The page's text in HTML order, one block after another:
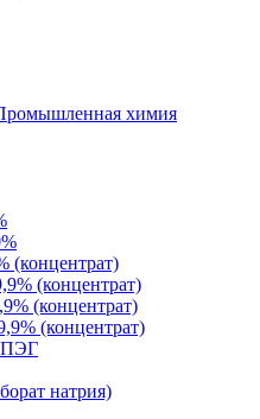
химия
(концентрат)
(концентрат)
(концентрат)
(концентрат)
ПЭГ
натрия)